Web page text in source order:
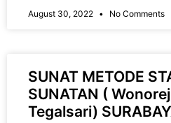
August 30, 2022 No Comments
SUNAT METODE
SUNATAN (
Tegalsari)